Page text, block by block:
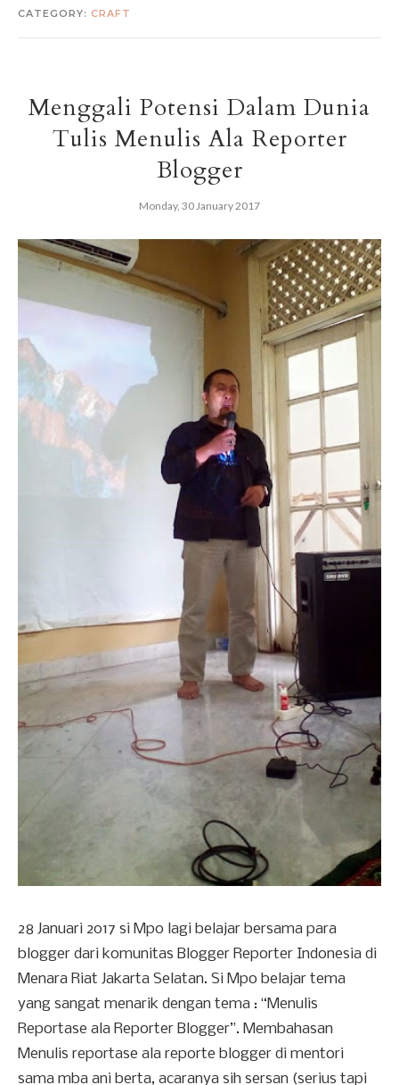
CATEGORY: CRAFT
Menggali Potensi Dalam Dunia
Tulis Menulis Ala Reporter
Blogger
Monday, 30 January 2017
28 Januari 2017 si Mpo lagi belajar bersama para
blogger dari komunitas Blogger Reporter Indonesia di
Menara Riat Jakarta Selatan. Si Mpo belajar tema
yang sangat menarik dengan tema : “Menulis
Reportase ala Reporter Blogger”. Membahasan
Menulis reportase ala reporte blogger di mentori
sama mba ani berta, acaranya sih sersan (serius tapi